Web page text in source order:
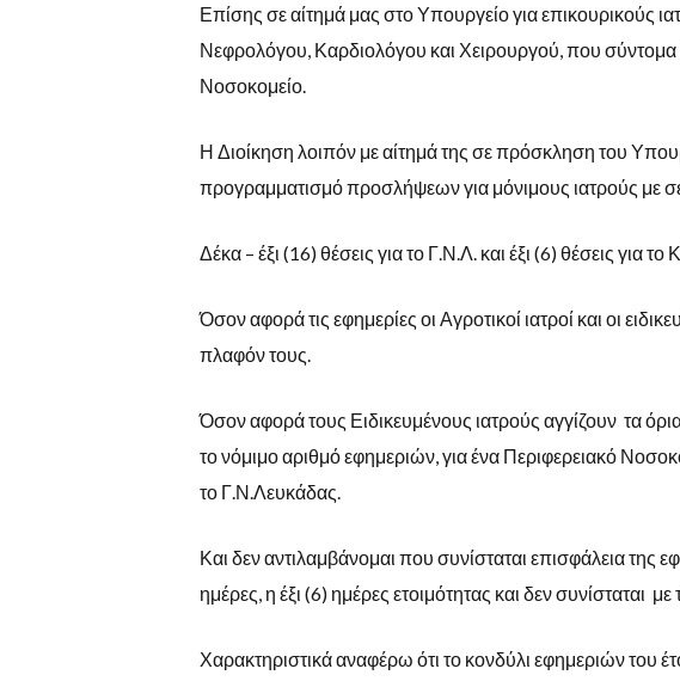
Επίσης σε αίτημά μας στο Υπουργείο για επικουρικούς
Νεφρολόγου, Καρδιολόγου και Χειρουργού, που
Νοσοκομείο.
Η Διοίκηση λοιπόν με αίτημά της σε πρόσκληση του
προγραμματισμό προσλήψεων για μόνιμους ιατρούς με
Δέκα – έξι (16) θέσεις για το Γ.Ν.Λ. και έξι (6) θέσεις για το
Όσον αφορά τις εφημερίες οι Αγροτικοί ιατροί και οι
πλαφόν τους.
Όσον αφορά τους Ειδικευμένους ιατρούς αγγίζουν τα
το νόμιμο αριθμό εφημεριών, για ένα Περιφερειακό
το Γ.Ν.Λευκάδας.
Και δεν αντιλαμβάνομαι που συνίσταται επισφάλεια της
ημέρες, η έξι (6) ημέρες ετοιμότητας και δεν συνίσταται με
Χαρακτηριστικά αναφέρω ότι το κονδύλι εφημεριών του